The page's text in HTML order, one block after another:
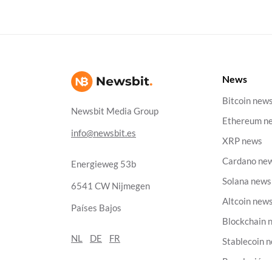
Newsbit Media Group
info@newsbit.es
Energieweg 53b
6541 CW Nijmegen
Países Bajos
NL DE FR
News
Bitcoin news
Ethereum
XRP news
Cardano
Solana news
Altcoin news
Blockchain
Stablecoin